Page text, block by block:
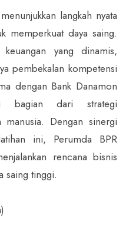
langkah nyata
memperkuat daya saing.
yang dinamis,
pembekalan kompetensi
dengan Bank Danamon
bagian dari strategi
manusia. Dengan sinergi
ini, Perumda BPR
rencana bisnis
saing tinggi.